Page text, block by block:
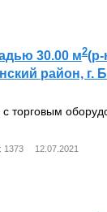
30.00 м2(р-
район, г.
торговым
1373 12.07.2021